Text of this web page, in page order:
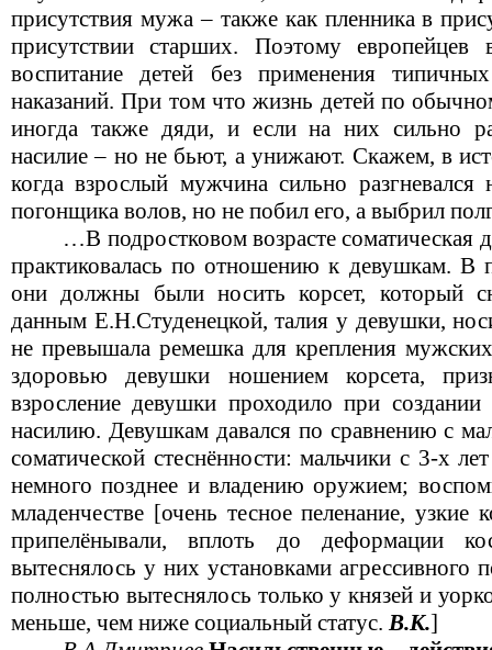
присутствия мужа – также как пленника в
присутствии старших. Поэтому европейцев
воспитание детей без применения
наказаний. При том что жизнь детей по
иногда также дяди, и если на них сильно
насилие – но не бьют, а унижают. Скажем, в
когда взрослый мужчина сильно разгневался
погонщика волов, но не побил его, а выбрил
…В подростковом возрасте соматическая
практиковалась по отношению к девушкам. В
они должны были носить корсет, который
данным Е.Н.Студенецкой, талия у девушки,
не превышала ремешка для крепления
здоровью девушки ношением корсета,
взросление девушки проходило при создании
насилию. Девушкам давался по сравнению с
соматической стеснённости: мальчики с 3-х
немного позднее и владению оружием;
младенчестве [очень тесное пеленание,
припелёнывали, вплоть до деформации
вытеснялось у них установками агрессивного
полностью вытеснялось только у князей и
меньше, чем ниже социальный статус.В.К.]